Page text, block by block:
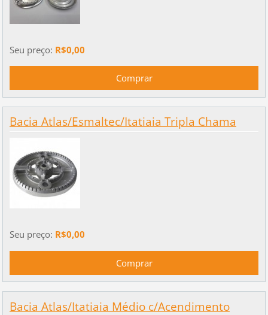
Seu preço: R$0,00
Bacia Atlas/Esmaltec/Itatiaia Tripla Chama
Seu preço: R$0,00
Bacia Atlas/Itatiaia Médio c/Acendimento